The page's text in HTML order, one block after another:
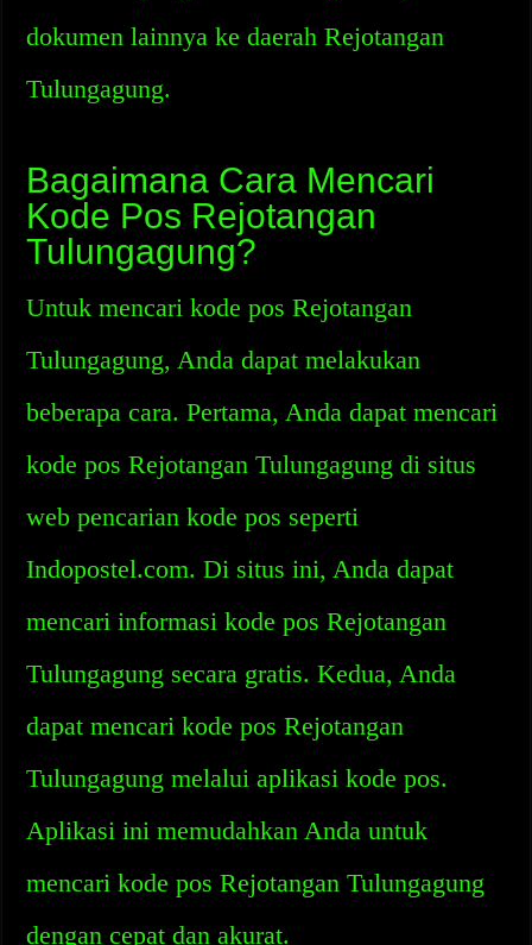
dokumen lainnya ke daerah Rejotangan
Tulungagung.
Bagaimana Cara Mencari
Kode Pos Rejotangan
Tulungagung?
Untuk mencari kode pos Rejotangan
Tulungagung, Anda dapat melakukan
beberapa cara. Pertama, Anda dapat mencari
kode pos Rejotangan Tulungagung di situs
web pencarian kode pos seperti
Indopostel.com. Di situs ini, Anda dapat
mencari informasi kode pos Rejotangan
Tulungagung secara gratis. Kedua, Anda
dapat mencari kode pos Rejotangan
Tulungagung melalui aplikasi kode pos.
Aplikasi ini memudahkan Anda untuk
mencari kode pos Rejotangan Tulungagung
dengan cepat dan akurat.